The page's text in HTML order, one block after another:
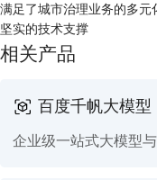
满足了城市治理业务的多元
坚实的技术支撑
相关产品
百度千帆大模型
企业级一站式大模型